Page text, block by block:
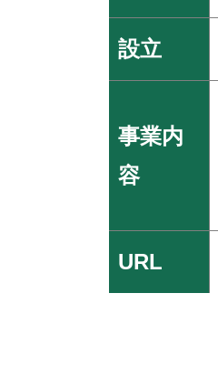
設立
事業内
容
URL